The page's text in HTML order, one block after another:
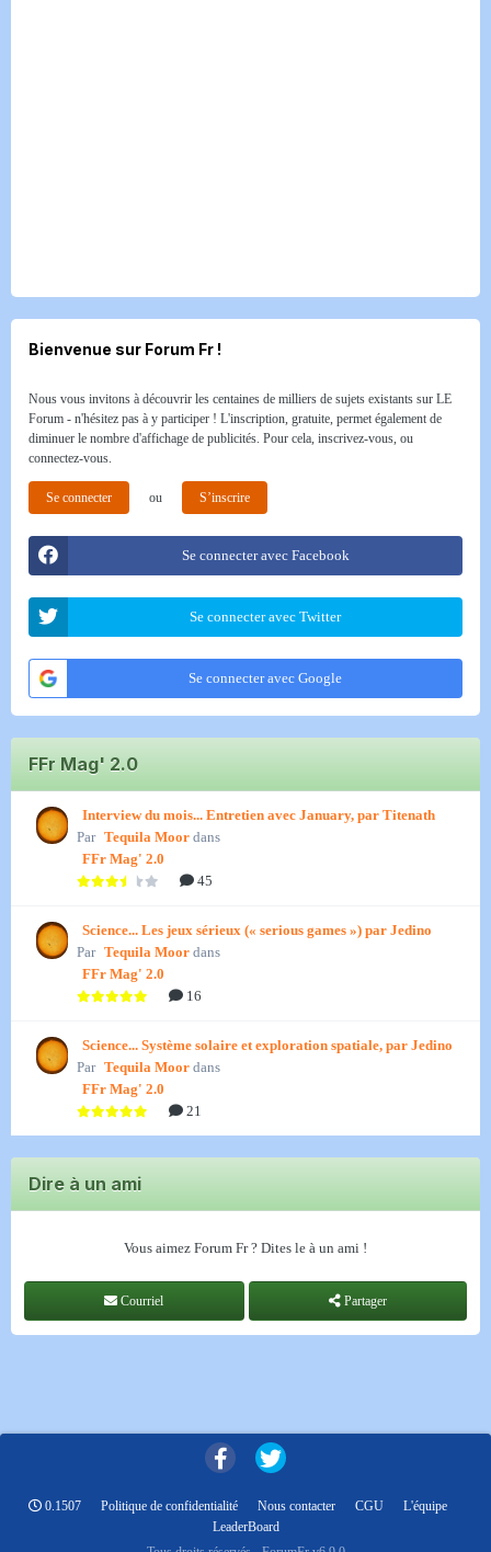
Bienvenue sur Forum Fr !
Nous vous invitons à découvrir les centaines de milliers de sujets existants sur LE
Forum - n'hésitez pas à y participer ! L'inscription, gratuite, permet également de
diminuer le nombre d'affichage de publicités. Pour cela, inscrivez-vous, ou
connectez-vous.
Se connecter ou S’inscrire
Se connecter avec Facebook
Se connecter avec Twitter
Se connecter avec Google
FFr Mag' 2.0
Interview du mois... Entretien avec January, par Titenath
Par Tequila Moor dans
FFr Mag' 2.0
45
Science... Les jeux sérieux (« serious games ») par Jedino
Par Tequila Moor dans
FFr Mag' 2.0
16
Science... Système solaire et exploration spatiale, par Jedino
Par Tequila Moor dans
FFr Mag' 2.0
21
Dire à un ami
Vous aimez Forum Fr ? Dites le à un ami !
Courriel Partager
0.1507 Politique de confidentialité Nous contacter CGU
L'équipe
LeaderBoard